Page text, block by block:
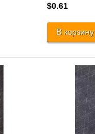
$0.61
В корзину